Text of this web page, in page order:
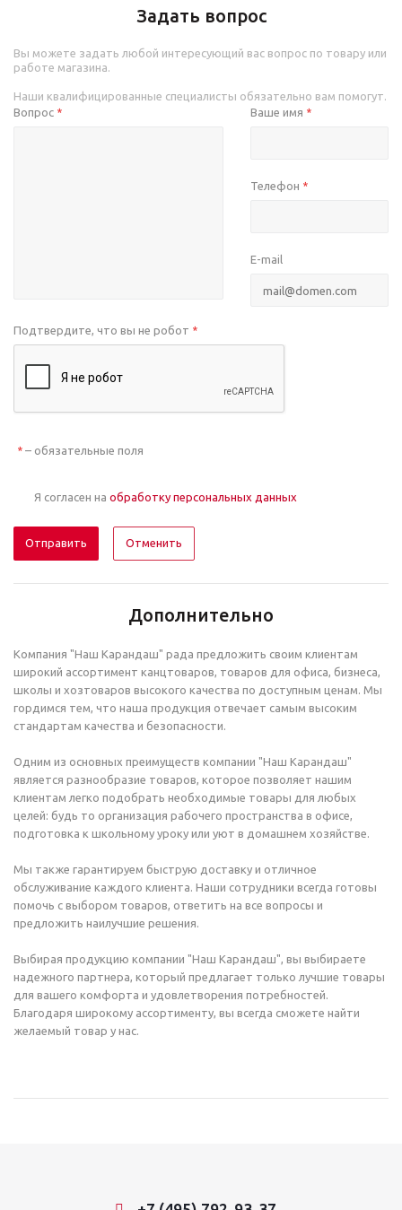
Задать вопрос
Вы можете задать любой интересующий вас вопрос по товару или
работе магазина.
Наши квалифицированные специалисты обязательно вам помогут.
Вопрос * Ваше имя *
Телефон *
E-mail
Подтвердите, что вы не робот *
* – обязательные поля
Я согласен на обработку персональных данных
Отменить
Дополнительно
Компания "Наш Карандаш" рада предложить своим клиентам
широкий ассортимент канцтоваров, товаров для офиса, бизнеса,
школы и хозтоваров высокого качества по доступным ценам. Мы
гордимся тем, что наша продукция отвечает самым высоким
стандартам качества и безопасности.
Одним из основных преимуществ компании "Наш Карандаш"
является разнообразие товаров, которое позволяет нашим
клиентам легко подобрать необходимые товары для любых
целей: будь то организация рабочего пространства в офисе,
подготовка к школьному уроку или уют в домашнем хозяйстве.
Мы также гарантируем быструю доставку и отличное
обслуживание каждого клиента. Наши сотрудники всегда готовы
помочь с выбором товаров, ответить на все вопросы и
предложить наилучшие решения.
Выбирая продукцию компании "Наш Карандаш", вы выбираете
надежного партнера, который предлагает только лучшие товары
для вашего комфорта и удовлетворения потребностей.
Благодаря широкому ассортименту, вы всегда сможете найти
желаемый товар у нас.